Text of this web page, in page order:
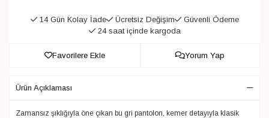
14 Gün Kolay İade Ücretsiz Değişim
Güvenli Ödeme
24 saat içinde kargoda
Favorilere Ekle Yorum Yap
Ürün Açıklaması
Zamansız şıklığıyla öne çıkan bu gri pantolon, kemer detayıyla klasik